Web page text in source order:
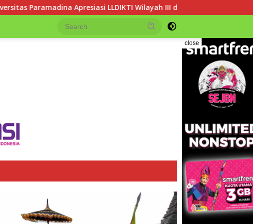
Wilayah III dalam Memperjuangkan Eksistensi Perguruan Tinggi
close